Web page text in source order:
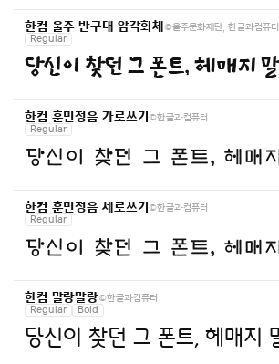
한컴 울주 반구대 암각화체 ©울주문화재단, 한글과컴퓨터
Regular
한컴 훈민정음 가로쓰기 ©한글과컴퓨터
Regular
한컴 훈민정음 세로쓰기 ©한글과컴퓨터
Regular
한컴 말랑말랑©한글과컴퓨터
Regular
Bold